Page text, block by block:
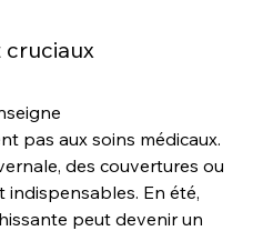
cruciaux
pas aux soins médicaux.
des couvertures ou
En été,
peut devenir un